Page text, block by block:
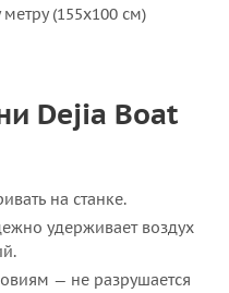
(155х100 см)
Dejia Boat
на станке.
удерживает воздух
— не разрушается